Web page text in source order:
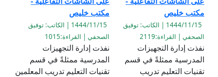
مكتب خليص
1444/11/15 | الكاتب: توفيق
الصحفي | القراءة:2119
نفذت إدارة التجهيزات
المدرسية ممثلةً في قسم
تقنيات التعليم تدريب
مكتب خليص
1444/11/15 | الكاتب: توفيق
الصحفي | القراءة:1015
نفذت إدارة التجهيزات
المدرسية ممثلةً في قسم
تقنيات التعليم تدريب المعلمين